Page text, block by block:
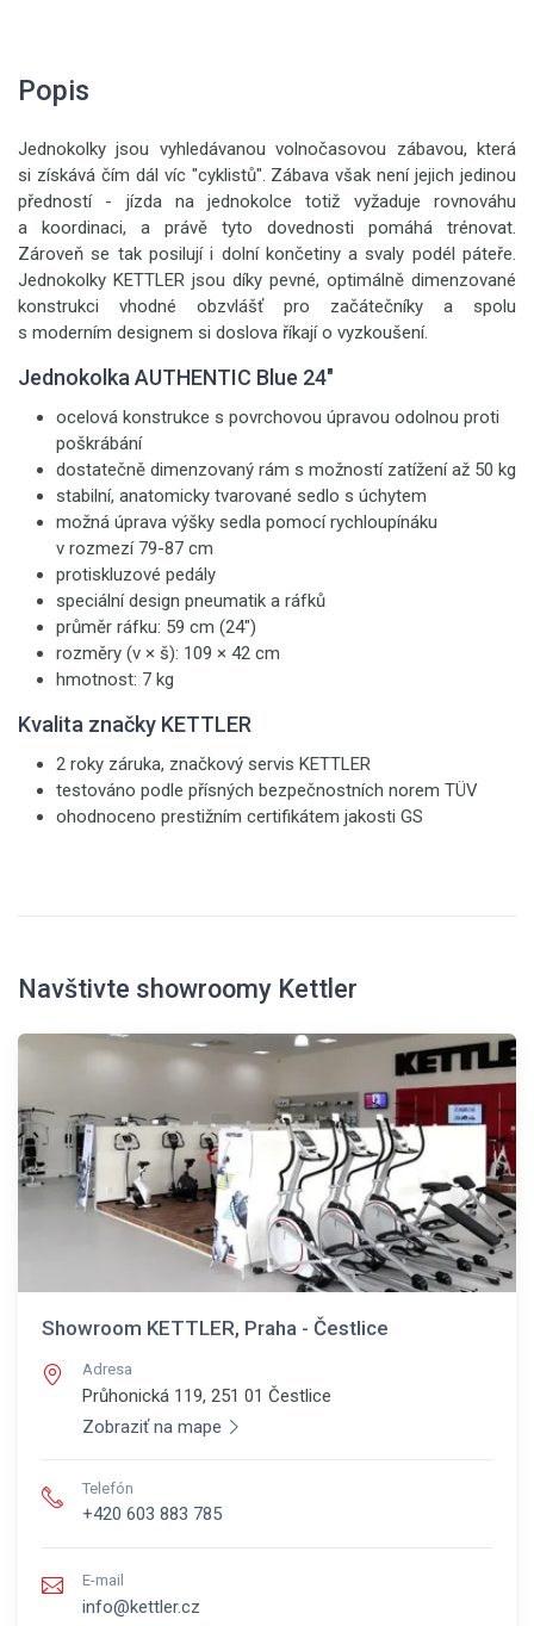
Popis
Jednokolky jsou vyhledávanou volnočasovou zábavou, která
si získává čím dál víc "cyklistů". Zábava však není jejich jedinou
předností - jízda na jednokolce totiž vyžaduje rovnováhu
a koordinaci, a právě tyto dovednosti pomáhá trénovat.
Zároveň se tak posilují i dolní končetiny a svaly podél páteře.
Jednokolky KETTLER jsou díky pevné, optimálně dimenzované
konstrukci vhodné obzvlášť pro začátečníky a spolu
s moderním designem si doslova říkají o vyzkoušení.
Jednokolka AUTHENTIC Blue 24"
ocelová konstrukce s povrchovou úpravou odolnou proti
poškrábání
dostatečně dimenzovaný rám s možností zatížení až 50 kg
stabilní, anatomicky tvarované sedlo s úchytem
možná úprava výšky sedla pomocí rychloupínáku
v rozmezí 79-87 cm
protiskluzové pedály
speciální design pneumatik a ráfků
průměr ráfku: 59 cm (24")
rozměry (v × š): 109 × 42 cm
hmotnost: 7 kg
Kvalita značky KETTLER
2 roky záruka, značkový servis KETTLER
testováno podle přísných bezpečnostních norem TÜV
ohodnoceno prestižním certifikátem jakosti GS
Navštivte showroomy Kettler
Showroom KETTLER, Praha - Čestlice
Adresa
Průhonická 119, 251 01 Čestlice
Zobraziť na mape
Telefón
+420 603 883 785
E-mail
info@kettler.cz